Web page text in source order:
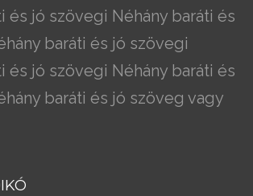
és jó szövegi Néhány baráti és
baráti és jó szövegi
és jó szövegi Néhány baráti és
baráti és jó szöveg vagy